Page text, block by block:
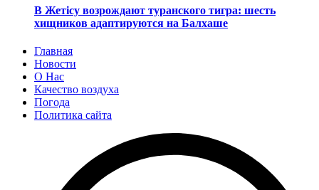
В Жетісу возрождают туранского тигра: шесть
хищников адаптируются на Балхаше
Главная
Новости
О Нас
Качество воздуха
Погода
Политика сайта